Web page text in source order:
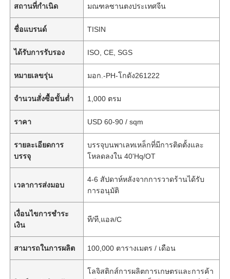
สถานที่กำเนิด มณฑลซานตงประเทศจีน
ชื่อแบรนด์ TISIN
ได้รับการรับรอง ISO, CE, SGS
หมายเลขรุ่น มอก.-PH-โกดัง261222
จำนวนสั่งซื้อขั้นต่ำ 1,000 ตรม
ราคา USD 60-90 / sqm
รายละเอียดการ
บรรจุ
บรรจุบนพาเลทเหล็กที่มีการติดตั้งและ
โหลดลงใน 40'Hq/OT
เวลาการส่งมอบ
4-6 สัปดาห์หลังจากการวาดร้านได้รับ
การอนุมัติ
เงื่อนไขการชำระ
เงิน
ที/ที,แอล/C
สามารถในการผลิต 100,000 ตารางเมตร / เดือน
โลจิสติกส์การผลิตการเกษตรและการค้า